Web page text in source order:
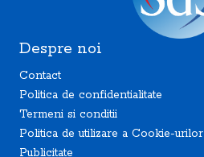
Despre noi
Contact
Politica de confidentialitate
Termeni si conditii
Politica de utilizare a Cookie-urilor
Publicitate